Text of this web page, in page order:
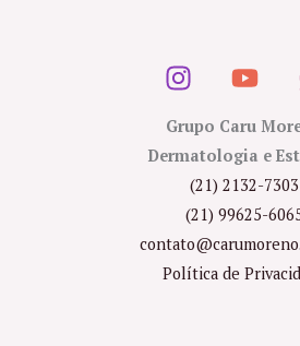
Grupo Caru
Dermatologia e
(21) 2132-7303
(21) 99625-
Política de